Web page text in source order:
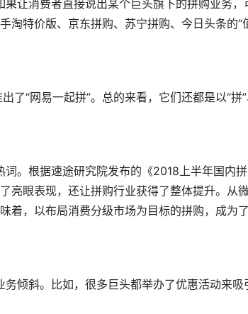
特价版、京东拼购、苏宁拼购、今日头条的“
亮眼表现，还让拼购行业获得了整体提升。从
着，以布局消费分级市场为目标的拼购，成为